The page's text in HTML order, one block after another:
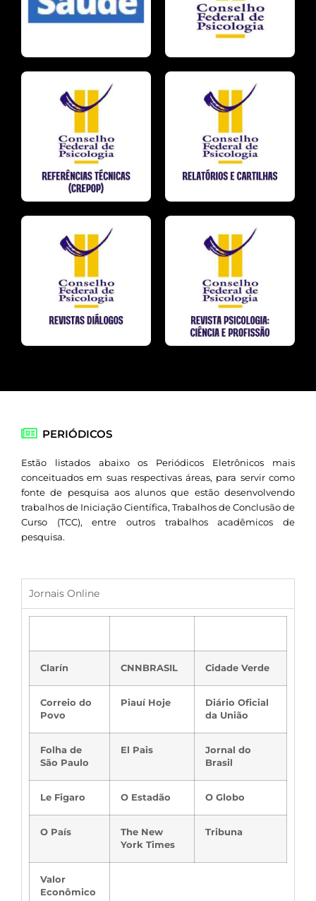
PERIÓDICOS
Estão listados abaixo os Periódicos Eletrônicos mais
conceituados em suas respectivas áreas, para servir como
fonte de pesquisa aos alunos que estão desenvolvendo
trabalhos de Iniciação Científica, Trabalhos de Conclusão de
Curso (TCC), entre outros trabalhos acadêmicos de
pesquisa.
Jornais Online
Clarín CNNBRASIL Cidade Verde
Correio do
Povo
Piauí Hoje
Diário Oficial
da União
Folha de
São Paulo
El Pais
Jornal do
Brasil
Le Figaro O Estadão O Globo
O País
The New
York Times
Tribuna
Valor
Econômico